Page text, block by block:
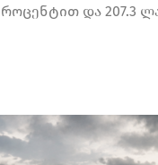
და 207.3